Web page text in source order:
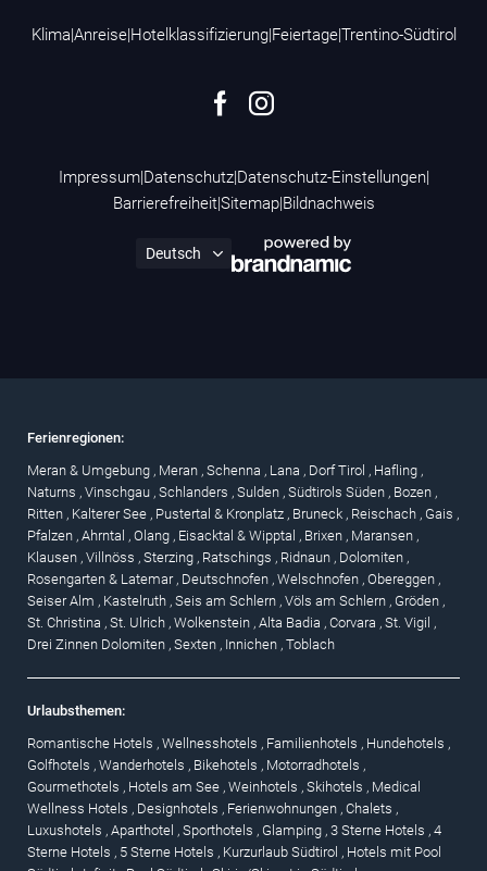
Klima|Anreise|Hotelklassifizierung|Feiertage|Trentino-Südtirol
Impressum|Datenschutz|Datenschutz-Einstellungen|
Barrierefreiheit|Sitemap|Bildnachweis
Ferienregionen:
Meran & Umgebung , Meran , Schenna , Lana , Dorf Tirol , Hafling ,
Naturns , Vinschgau , Schlanders , Sulden , Südtirols Süden , Bozen ,
Ritten , Kalterer See , Pustertal & Kronplatz , Bruneck , Reischach , Gais ,
Pfalzen , Ahrntal , Olang , Eisacktal & Wipptal , Brixen , Maransen ,
Klausen , Villnöss , Sterzing , Ratschings , Ridnaun , Dolomiten ,
Rosengarten & Latemar , Deutschnofen , Welschnofen , Obereggen ,
Seiser Alm , Kastelruth , Seis am Schlern , Völs am Schlern , Gröden ,
St. Christina , St. Ulrich , Wolkenstein , Alta Badia , Corvara , St. Vigil ,
Drei Zinnen Dolomiten , Sexten , Innichen , Toblach
Urlaubsthemen:
Romantische Hotels , Wellnesshotels , Familienhotels , Hundehotels ,
Golfhotels , Wanderhotels , Bikehotels , Motorradhotels ,
Gourmethotels , Hotels am See , Weinhotels , Skihotels , Medical
Wellness Hotels , Designhotels , Ferienwohnungen , Chalets ,
Luxushotels , Aparthotel , Sporthotels , Glamping , 3 Sterne Hotels , 4
Sterne Hotels , 5 Sterne Hotels , Kurzurlaub Südtirol , Hotels mit Pool